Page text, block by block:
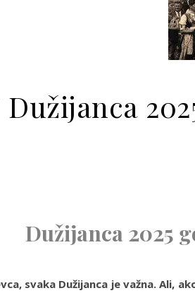
Dužijanca
Dužijanca 2025
svaka Dužijanca je važna. Ali,